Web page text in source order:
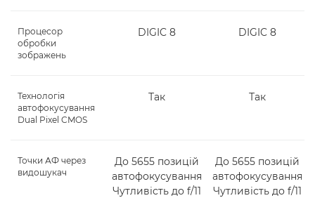
Процесор
обробки
зображень
DIGIC 8 DIGIC 8
Технологія
автофокусування
Dual Pixel CMOS
Так Так
Точки АФ через
видошукач
До 5655 позицій
автофокусування
Чутливість до f/11
До 5655 позицій
автофокусування
Чутливість до f/11